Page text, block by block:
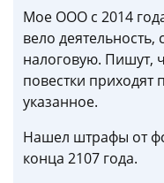
Мое OOO с 2014
вело деятельность,
налоговую. Пишут,
повестки
указанное.
Нашел штрафы от
конца 2107 года.